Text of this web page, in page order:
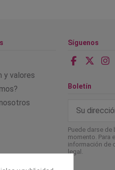
y valores
Síguenos
Boletín
Puede darse de
momento. Para
información de
legal.